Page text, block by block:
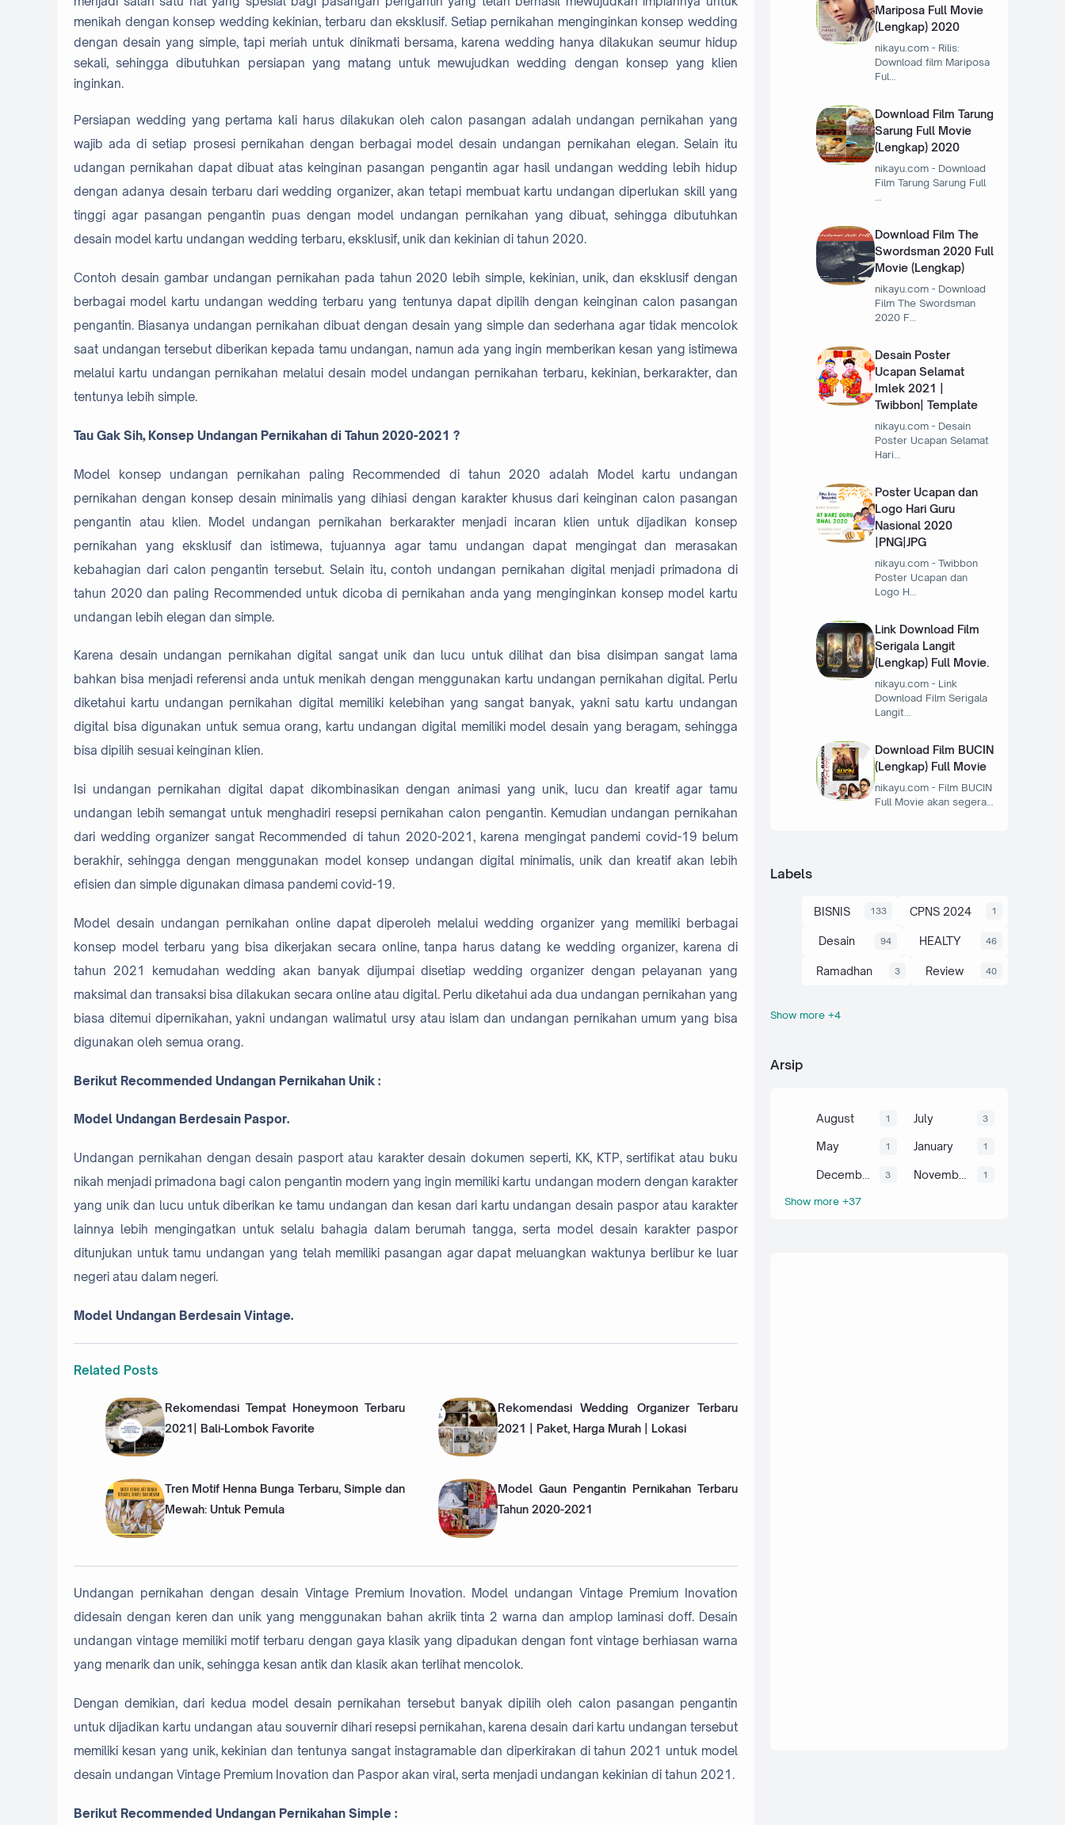
menikah dengan konsep wedding kekinian, terbaru dan eksklusif. Setiap pernikahan menginginkan konsep wedding
dengan desain yang simple, tapi meriah untuk dinikmati bersama, karena wedding hanya dilakukan seumur hidup
sekali, sehingga dibutuhkan persiapan yang matang untuk mewujudkan wedding dengan konsep yang klien
inginkan.
Persiapan wedding yang pertama kali harus dilakukan oleh calon pasangan adalah undangan pernikahan yang
wajib ada di setiap prosesi pernikahan dengan berbagai model desain undangan pernikahan elegan. Selain itu
udangan pernikahan dapat dibuat atas keinginan pasangan pengantin agar hasil undangan wedding lebih hidup
dengan adanya desain terbaru dari wedding organizer, akan tetapi membuat kartu undangan diperlukan skill yang
tinggi agar pasangan pengantin puas dengan model undangan pernikahan yang dibuat, sehingga dibutuhkan
desain model kartu undangan wedding terbaru, eksklusif, unik dan kekinian di tahun 2020.
Contoh desain gambar undangan pernikahan pada tahun 2020 lebih simple, kekinian, unik, dan eksklusif dengan
berbagai model kartu undangan wedding terbaru yang tentunya dapat dipilih dengan keinginan calon pasangan
pengantin. Biasanya undangan pernikahan dibuat dengan desain yang simple dan sederhana agar tidak mencolok
saat undangan tersebut diberikan kepada tamu undangan, namun ada yang ingin memberikan kesan yang istimewa
melalui kartu undangan pernikahan melalui desain model undangan pernikahan terbaru, kekinian, berkarakter, dan
tentunya lebih simple.
Tau Gak Sih, Konsep Undangan Pernikahan di Tahun 2020-2021 ?
Model konsep undangan pernikahan paling Recommended di tahun 2020 adalah Model kartu undangan
pernikahan dengan konsep desain minimalis yang dihiasi dengan karakter khusus dari keinginan calon pasangan
pengantin atau klien. Model undangan pernikahan berkarakter menjadi incaran klien untuk dijadikan konsep
pernikahan yang eksklusif dan istimewa, tujuannya agar tamu undangan dapat mengingat dan merasakan
kebahagian dari calon pengantin tersebut. Selain itu, contoh undangan pernikahan digital menjadi primadona di
tahun 2020 dan paling Recommended untuk dicoba di pernikahan anda yang menginginkan konsep model kartu
undangan lebih elegan dan simple.
Karena desain undangan pernikahan digital sangat unik dan lucu untuk dilihat dan bisa disimpan sangat lama
bahkan bisa menjadi referensi anda untuk menikah dengan menggunakan kartu undangan pernikahan digital. Perlu
diketahui kartu undangan pernikahan digital memiliki kelebihan yang sangat banyak, yakni satu kartu undangan
digital bisa digunakan untuk semua orang, kartu undangan digital memiliki model desain yang beragam, sehingga
bisa dipilih sesuai keinginan klien.
Isi undangan pernikahan digital dapat dikombinasikan dengan animasi yang unik, lucu dan kreatif agar tamu
undangan lebih semangat untuk menghadiri resepsi pernikahan calon pengantin. Kemudian undangan pernikahan
dari wedding organizer sangat Recommended di tahun 2020-2021, karena mengingat pandemi covid-19 belum
berakhir, sehingga dengan menggunakan model konsep undangan digital minimalis, unik dan kreatif akan lebih
efisien dan simple digunakan dimasa pandemi covid-19.
Model desain undangan pernikahan online dapat diperoleh melalui wedding organizer yang memiliki berbagai
konsep model terbaru yang bisa dikerjakan secara online, tanpa harus datang ke wedding organizer, karena di
tahun 2021 kemudahan wedding akan banyak dijumpai disetiap wedding organizer dengan pelayanan yang
maksimal dan transaksi bisa dilakukan secara online atau digital. Perlu diketahui ada dua undangan pernikahan yang
biasa ditemui dipernikahan, yakni undangan walimatul ursy atau islam dan undangan pernikahan umum yang bisa
digunakan oleh semua orang.
Berikut Recommended Undangan Pernikahan Unik :
Model Undangan Berdesain Paspor.
Undangan pernikahan dengan desain pasport atau karakter desain dokumen seperti, KK, KTP, sertifikat atau buku
nikah menjadi primadona bagi calon pengantin modern yang ingin memiliki kartu undangan modern dengan karakter
yang unik dan lucu untuk diberikan ke tamu undangan dan kesan dari kartu undangan desain paspor atau karakter
lainnya lebih mengingatkan untuk selalu bahagia dalam berumah tangga, serta model desain karakter paspor
ditunjukan untuk tamu undangan yang telah memiliki pasangan agar dapat meluangkan waktunya berlibur ke luar
negeri atau dalam negeri.
Model Undangan Berdesain Vintage.
Related Posts
Rekomendasi Tempat Honeymoon Terbaru
2021| Bali-Lombok Favorite
Rekomendasi Wedding Organizer Terbaru
2021 | Paket, Harga Murah | Lokasi
Tren Motif Henna Bunga Terbaru, Simple dan
Mewah: Untuk Pemula
Model Gaun Pengantin Pernikahan Terbaru
Tahun 2020-2021
Undangan pernikahan dengan desain Vintage Premium Inovation. Model undangan Vintage Premium Inovation
didesain dengan keren dan unik yang menggunakan bahan akriik tinta 2 warna dan amplop laminasi doff. Desain
undangan vintage memiliki motif terbaru dengan gaya klasik yang dipadukan dengan font vintage berhiasan warna
yang menarik dan unik, sehingga kesan antik dan klasik akan terlihat mencolok.
Dengan demikian, dari kedua model desain pernikahan tersebut banyak dipilih oleh calon pasangan pengantin
untuk dijadikan kartu undangan atau souvernir dihari resepsi pernikahan, karena desain dari kartu undangan tersebut
memiliki kesan yang unik, kekinian dan tentunya sangat instagramable dan diperkirakan di tahun 2021 untuk model
desain undangan Vintage Premium Inovation dan Paspor akan viral, serta menjadi undangan kekinian di tahun 2021.
Berikut Recommended Undangan Pernikahan Simple :
Mariposa Full Movie
(Lengkap) 2020
nikayu.com - Rilis:
Download film Mariposa
Ful…
Download Film Tarung
Sarung Full Movie
(Lengkap) 2020
nikayu.com - Download
Film Tarung Sarung Full
Download Film The
Swordsman 2020 Full
Movie (Lengkap)
nikayu.com - Download
Film The Swordsman
2020 F…
Desain Poster
Ucapan Selamat
Imlek 2021 |
Twibbon| Template
nikayu.com - Desain
Poster Ucapan Selamat
Hari…
Poster Ucapan dan
Logo Hari Guru
Nasional 2020
|PNG|JPG
nikayu.com - Twibbon
Poster Ucapan dan
Logo H…
Link Download Film
Serigala Langit
(Lengkap) Full Movie.
nikayu.com - Link
Download Film Serigala
Langit…
Download Film BUCIN
(Lengkap) Full Movie
nikayu.com - Film BUCIN
Full Movie akan segera…
Labels
BISNIS 133 CPNS 2024 1
Desain 94 HEALTY 46
Ramadhan 3 Review 40
Souvernir
Show more +4
Arsip
August 1 July 3
May 1 January 1
December 3 November 1
Show more +37